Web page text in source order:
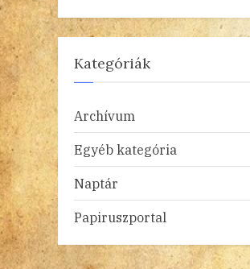
Kategóriák
Archívum
Egyéb kategória
Naptár
Papiruszportal